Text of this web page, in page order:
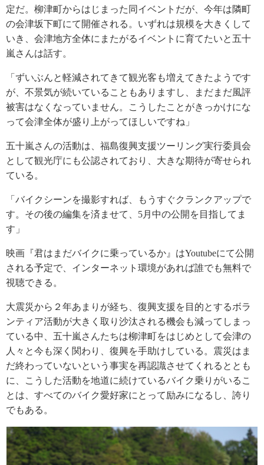
定だ。柳津町からはじまった同イベントだが、今年は隣町
の会津坂下町にて開催される。いずれは規模を大きくして
いき、会津地方全体にまたがるイベントに育てたいと五十
嵐さんは話す。
「ずいぶんと軽減されてきて観光客も増えてきたようです
が、不景気が続いていることもありますし、まだまだ風評
被害はなくなっていません。こうしたことがきっかけにな
って会津全体が盛り上がってほしいですね」
五十嵐さんの活動は、福島復興支援ツーリング実行委員会
として観光庁にも公認されており、大きな期待が寄せられ
ている。
「バイクシーンを撮影すれば、もうすぐクランクアップで
す。その後の編集を済ませて、5月中の公開を目指してま
す」
映画『君はまだバイクに乗っているか』はYoutubeにて公開
される予定で、インターネット環境があれば誰でも無料で
視聴できる。
大震災から２年あまりが経ち、復興支援を目的とするボラ
ンティア活動が大きく取り沙汰される機会も減ってしまっ
ている中、五十嵐さんたちは柳津町をはじめとして会津の
人々と今も深く関わり、復興を手助けしている。震災はま
だ終わっていないという事実を再認識させてくれるととも
に、こうした活動を地道に続けているバイク乗りがいるこ
とは、すべてのバイク愛好家にとって励みになるし、誇り
でもある。